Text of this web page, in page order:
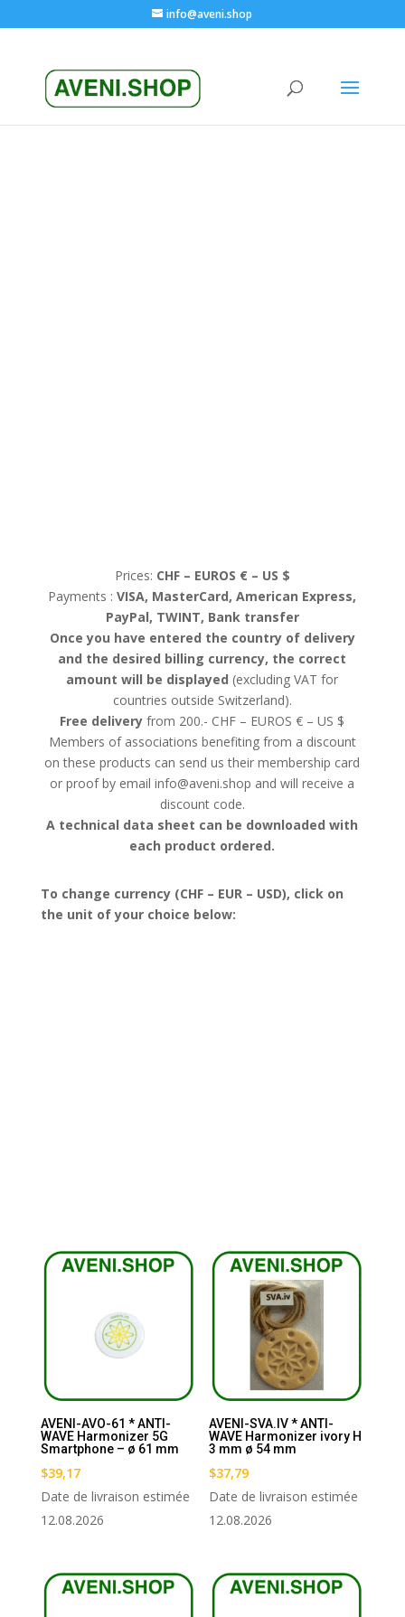
info@aveni.shop
Prices: CHF – EUROS € – US $
Payments :VISA, MasterCard, American Express,
PayPal, TWINT, Bank transfer
Once you have entered the country of delivery
and the desired billing currency, the correct
amount will be displayed (excluding VAT for
countries outside Switzerland).
Free delivery from 200.- CHF – EUROS € – US $
Members of associations benefiting from a discount
on these products can send us their membership card
or proof by email info@aveni.shop and will receive a
discount code.
A technical data sheet can be downloaded with
each product ordered.
To change currency (CHF – EUR – USD), click on
the unit of your choice below:
AVENI-AVO-61 * ANTI-
WAVE Harmonizer 5G
Smartphone – ø 61 mm
$39,17
Date de livraison estimée
12.08.2026
AVENI-SVA.IV * ANTI-
WAVE Harmonizer ivory H
3 mm ø 54 mm
$37,79
Date de livraison estimée
12.08.2026